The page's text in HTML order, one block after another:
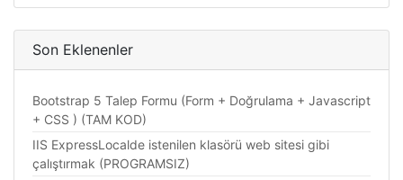
Son Eklenenler
Bootstrap 5 Talep Formu (Form + Doğrulama + Javascript
+ CSS ) (TAM KOD)
IIS ExpressLocalde istenilen klasörü web sitesi gibi
çalıştırmak (PROGRAMSIZ)